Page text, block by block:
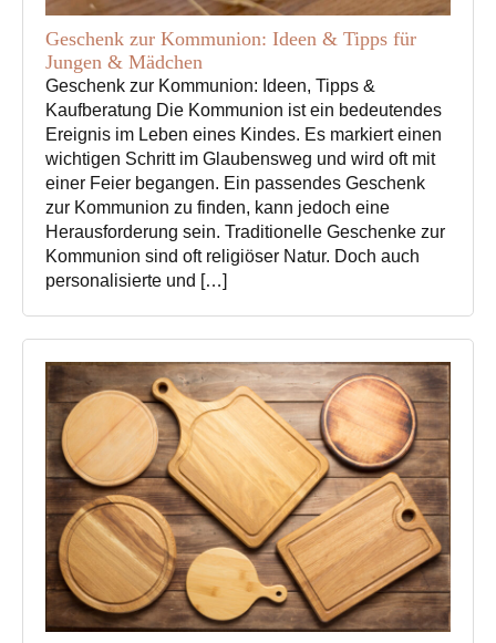
Geschenk zur Kommunion: Ideen & Tipps für
Jungen & Mädchen
Geschenk zur Kommunion: Ideen, Tipps &
Kaufberatung Die Kommunion ist ein bedeutendes
Ereignis im Leben eines Kindes. Es markiert einen
wichtigen Schritt im Glaubensweg und wird oft mit
einer Feier begangen. Ein passendes Geschenk
zur Kommunion zu finden, kann jedoch eine
Herausforderung sein. Traditionelle Geschenke zur
Kommunion sind oft religiöser Natur. Doch auch
personalisierte und […]